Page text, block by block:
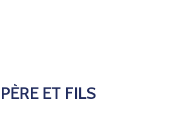
PÈRE ET FILS